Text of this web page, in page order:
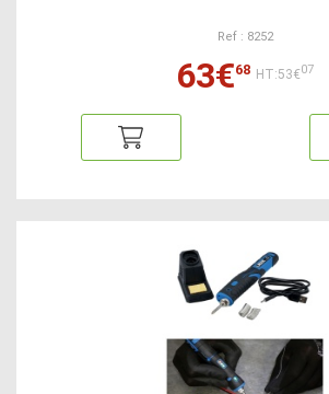
Ref : 8252
63€68 HT:53€07